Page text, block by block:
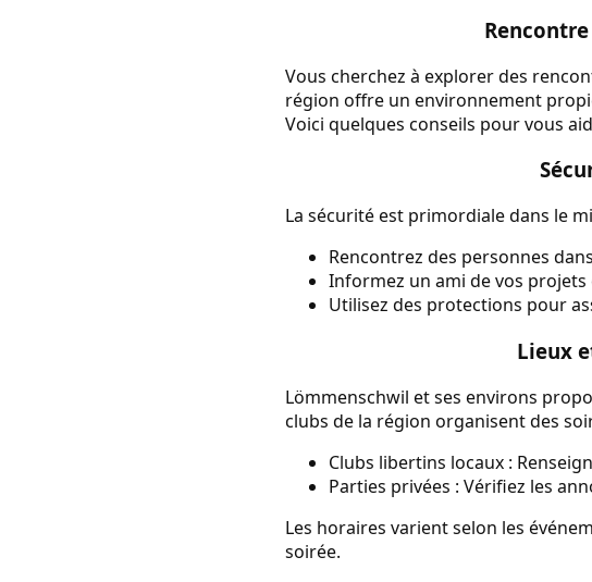
Vous cherchez à explorer des
région offre un environnement
Voici quelques conseils pour vous
La sécurité est primordiale dans le
Rencontrez des personnes
Informez un ami de vos
Utilisez des protections pour
Lieux
Lömmenschwil et ses environs
clubs de la région organisent des
Clubs libertins locaux :
Parties privées : Vérifiez les
Les horaires varient selon les
soirée.